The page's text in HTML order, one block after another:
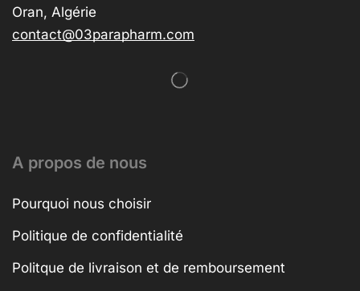
Oran, Algérie
contact@03parapharm.com
A propos de nous
Pourquoi nous choisir
Politique de confidentialité
Politque de livraison et de remboursement